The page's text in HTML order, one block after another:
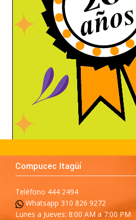
Compucec Itagüí
Teléfono 444 2494
Whatsapp 310 826 9272
Lunes a Jueves: 8:00 AM a 7:00 PM